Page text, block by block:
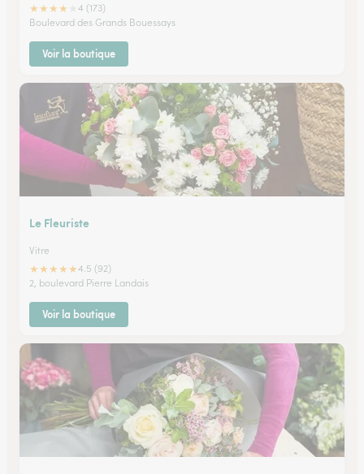
★★★★
4 (173)
Boulevard des Grands Bouessays
Voir la boutique
Le Fleuriste
Vitre
★★★★★4.5 (92)
2, boulevard Pierre Landais
Voir la boutique